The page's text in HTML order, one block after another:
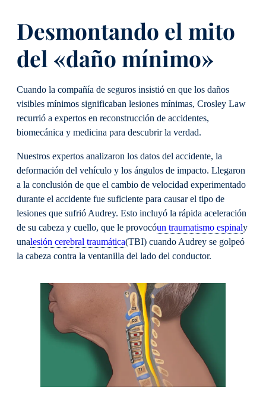
Desmontando el mito
del «daño mínimo»
Cuando la compañía de seguros insistió en que los daños
visibles mínimos significaban lesiones mínimas, Crosley Law
recurrió a expertos en reconstrucción de accidentes,
biomecánica y medicina para descubrir la verdad.
Nuestros expertos analizaron los datos del accidente, la
deformación del vehículo y los ángulos de impacto. Llegaron
a la conclusión de que el cambio de velocidad experimentado
durante el accidente fue suficiente para causar el tipo de
lesiones que sufrió Audrey. Esto incluyó la rápida aceleración
de su cabeza y cuello, que le provocóun traumatismo espinaly
unalesión cerebral traumática(TBI) cuando Audrey se golpeó
la cabeza contra la ventanilla del lado del conductor.